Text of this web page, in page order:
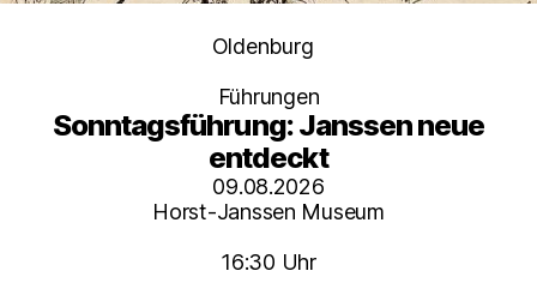
Kategorien
Oldenburg
Führungen
Sonntagsführung: Janssen neue
entdeckt
09.08.2026
Horst-Janssen Museum
16:30 Uhr